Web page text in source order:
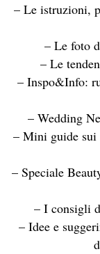
– Le istruzioni,
– Le foto
– Le
– Inspo&Info:
– Wedding
– Mini guide sui
– Speciale
– I consigli
– Idee e